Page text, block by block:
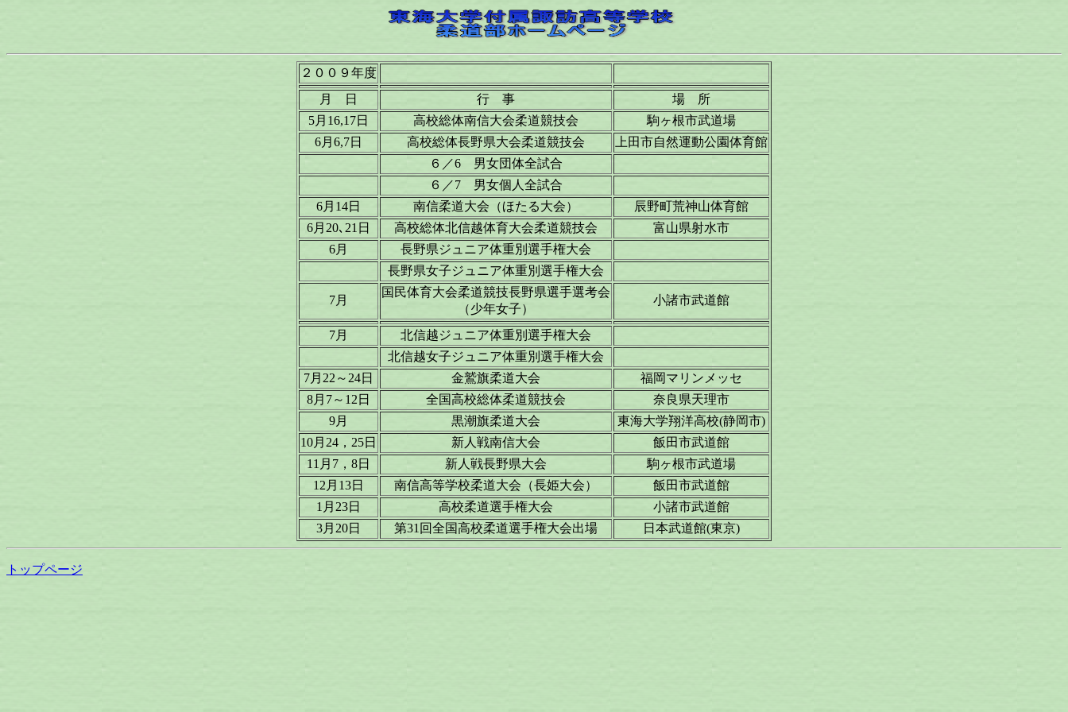
２００９年度
月 日
行 事
場 所
5月16,17日
高校総体南信大会柔道競技会
駒ヶ根市武道場
6月6,7日
高校総体長野県大会柔道競技会
上田市自然運動公園体育館
６／6 男女団体全試合
６／7 男女個人全試合
6月14日
南信柔道大会（ほたる大会）
辰野町荒神山体育館
6月20､21日
高校総体北信越体育大会柔道競技会
富山県射水市
6月
長野県ジュニア体重別選手権大会
長野県女子ジュニア体重別選手権大会
7月
国民体育大会柔道競技長野県選手選考会
（少年女子）
小諸市武道館
7月
北信越ジュニア体重別選手権大会
北信越女子ジュニア体重別選手権大会
7月22～24日
金鷲旗柔道大会
福岡マリンメッセ
8月7～12日
全国高校総体柔道競技会
奈良県天理市
9月
黒潮旗柔道大会
東海大学翔洋高校(静岡市)
10月24，25日
新人戦南信大会
飯田市武道館
11月7，8日
新人戦長野県大会
駒ヶ根市武道場
12月13日
南信高等学校柔道大会（長姫大会）
飯田市武道館
1月23日
高校柔道選手権大会
小諸市武道館
3月20日
第31回全国高校柔道選手権大会出場 日本武道館(東京)
トップページ